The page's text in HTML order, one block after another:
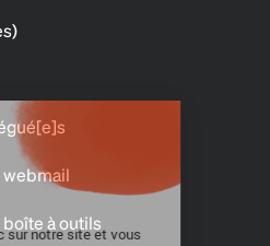
webmail
à outils
le trafic sur notre site et vous